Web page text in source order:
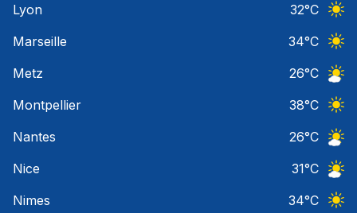
Lyon
32°C
Marseille
34°C
Metz
26°C
Montpellier
38°C
Nantes
26°C
Nice
31°C
Nimes
34°C